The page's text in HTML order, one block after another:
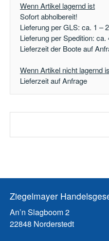
Wenn Artikel lagernd ist
Sofort abholbereit!
Lieferung per GLS: ca. 1 –
Lieferung per Spedition:
Lieferzeit der Boote auf
Wenn Artikel nicht lagernd
Lieferzeit auf Anfrage
Ziegelmayer
An’n Slagboom 2
22848 Norderstedt